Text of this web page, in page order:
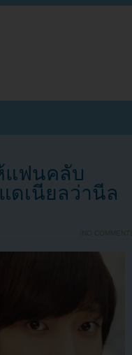
แฟนคลับ
ดเนียลว่านีล
NO COMMENTS